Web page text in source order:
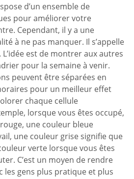
d’un ensemble de
pour améliorer votre
Cependant, il y a une
à ne pas manquer. Il s’appelle
L’idée est de montrer aux autres
pour la semaine à venir.
peuvent être séparées en
pour un meilleur effet
chaque cellule
lorsque vous êtes occupé,
une couleur bleue
une couleur grise signifie que
verte lorsque vous êtes
C’est un moyen de rendre
les gens plus pratique et plus